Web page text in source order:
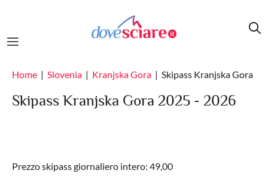
Home Slovenia Kranjska Gora Skipass Kranjska Gora
Skipass Kranjska Gora 2025 - 2026
Prezzo skipass giornaliero intero: 49,00